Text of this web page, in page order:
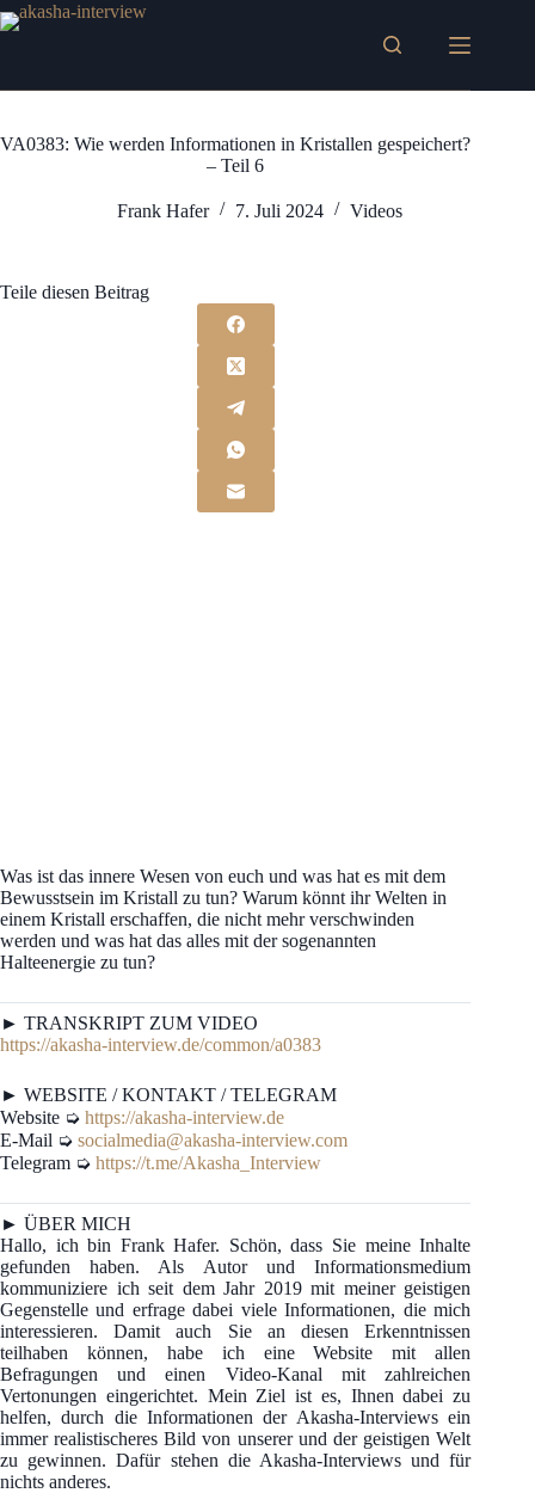
Zum
Inhalt
VA0383: Wie werden Informationen in Kristallen gespeichert?
– Teil 6
Frank Hafer 7. Juli 2024 Videos
Teile diesen Beitrag
Was ist das innere Wesen von euch und was hat es mit dem
Bewusstsein im Kristall zu tun? Warum könnt ihr Welten in
einem Kristall erschaffen, die nicht mehr verschwinden
werden und was hat das alles mit der sogenannten
Halteenergie zu tun?
► TRANSKRIPT ZUM VIDEO
https://akasha-interview.de/common/a0383
► WEBSITE / KONTAKT / TELEGRAM
Website ➭ https://akasha-interview.de
E-Mail ➭ socialmedia@akasha-interview.com
Telegram ➭ https://t.me/Akasha_Interview
► ÜBER MICH
Hallo, ich bin Frank Hafer. Schön, dass Sie meine Inhalte
gefunden haben. Als Autor und Informationsmedium
kommuniziere ich seit dem Jahr 2019 mit meiner geistigen
Gegenstelle und erfrage dabei viele Informationen, die mich
interessieren. Damit auch Sie an diesen Erkenntnissen
teilhaben können, habe ich eine Website mit allen
Befragungen und einen Video-Kanal mit zahlreichen
Vertonungen eingerichtet. Mein Ziel ist es, Ihnen dabei zu
helfen, durch die Informationen der Akasha-Interviews ein
immer realistischeres Bild von unserer und der geistigen Welt
zu gewinnen. Dafür stehen die Akasha-Interviews und für
nichts anderes.